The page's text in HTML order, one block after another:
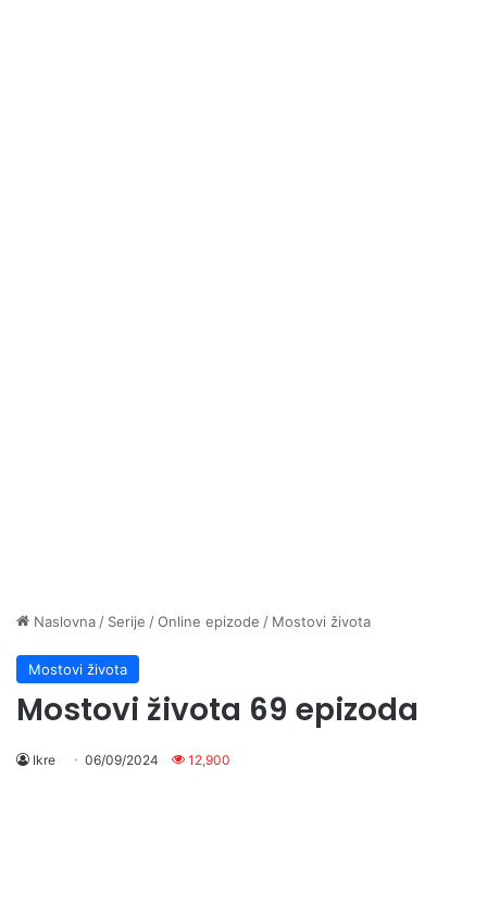
Naslovna / Serije /Online epizode / Mostovi života
Mostovi života
Mostovi života 69 epizoda
Ikre 06/09/2024 12,900